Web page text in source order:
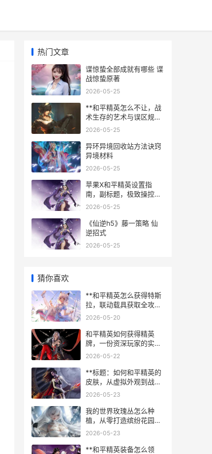
热门文章
谍惊蛰全部成就有哪些 谍
战惊蛰原著
2026-05-25
**和平精英怎么不让，战
术生存的艺术与误区规避
**
2026-05-25
异环异境回收站方法诀窍
异境材料
2026-05-25
苹果X和平精英设置指
南，副标题，极致操控与
视觉的战术融合
2026-05-25
《仙逆h5》藤一策略 仙
逆招式
2026-05-25
猜你喜欢
**和平精英怎么获得特斯
拉，联动载具获取全攻
略，副标题，资深玩家带
用**
2026-05-20
和平精英如何获得精英
牌，一份资深玩家的实战
心得，副标题，从战术到
2026-05-22
**标题：如何和平精英的
皮肤，从虚拟外观到战术
艺术的思考，副标题：一
2026-05-23
我的世界玫瑰丛怎么种
植，从零打造缤纷花园的
奥秘
2026-05-23
**和平精英装备怎么领